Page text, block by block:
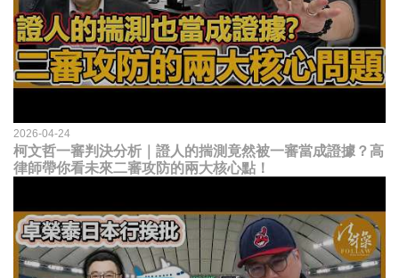
2026-04-24
柯文哲一審判決分析｜證人的揣測竟然被一審當成證據？高
律師帶你看未來二審攻防的兩大核心點！